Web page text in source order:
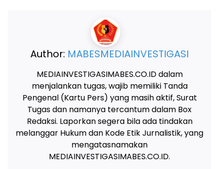
Author: MABESMEDIAINVESTIGASI
MEDIAINVESTIGASIMABES.CO.ID dalam
menjalankan tugas, wajib memiliki Tanda
Pengenal (Kartu Pers) yang masih aktif, Surat
Tugas dan namanya tercantum dalam Box
Redaksi. Laporkan segera bila ada tindakan
melanggar Hukum dan Kode Etik Jurnalistik, yang
mengatasnamakan
MEDIAINVESTIGASIMABES.CO.ID.